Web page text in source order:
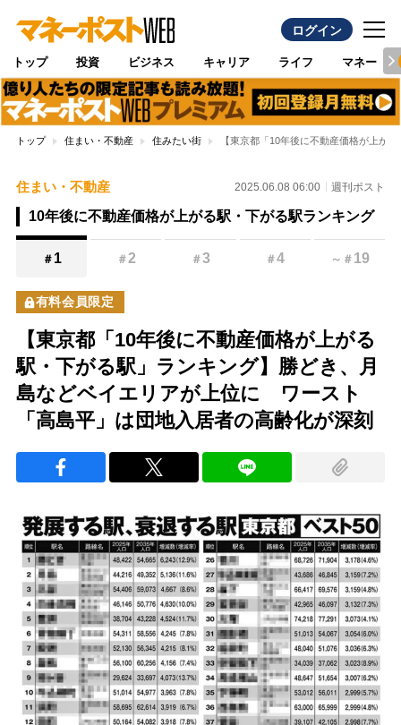
ログイン
トップ 投資 ビジネス キャリア ライフ マネー
トップ 住まい・不動産 住みたい街 【東京都「10年後に不動産価格が上が
住まい・不動産 2025.06.08 06:00 週刊ポスト
10年後に不動産価格が上がる駅・下がる駅ランキング
＃ 1 ＃2 ＃3 ＃4 ～ ＃ 19
有料会員限定
【東京都「10年後に不動産価格が上がる
駅・下がる駅」ランキング】勝どき、月
島などベイエリアが上位に ワースト
「高島平」は団地入居者の高齢化が深刻